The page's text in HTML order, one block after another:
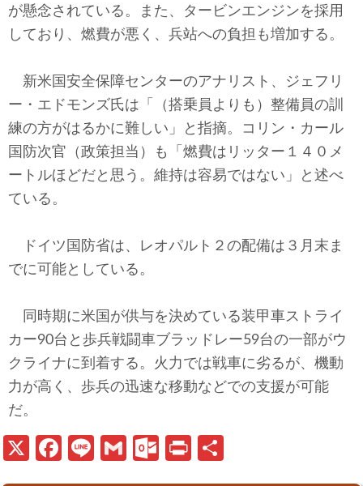
が懸念されている。また、タービンエンジンを採用
しており、燃費が悪く、兵站への負担も増加する。
新米国安全保障センターのアナリスト、ジェフリ
ー・エドモンズ氏は「（搭乗員よりも）整備員の訓
練の方がはるかに難しい」と指摘。コリン・カール
国防次官（政策担当）も「燃費はリッター１４０メ
ートルほどだと思う。維持は容易ではない」と述べ
ている。
ドイツ国防省は、レオパルト２の配備は３月末ま
でに可能としている。
同時期に米国が供与を決めている装甲車ストライ
カー90台と歩兵戦闘車ブラッドレー59台の一部がウ
クライナに到着する。火力では戦車に劣るが、機動
力が高く、歩兵の迅速な移動などでの支援が可能
だ。
X
Fa
Li
G
O
Pr